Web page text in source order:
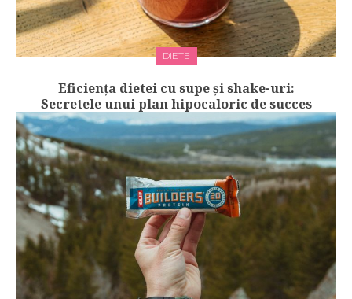
DIETE
Eficiența dietei cu supe și shake-uri:
Secretele unui plan hipocaloric de succes